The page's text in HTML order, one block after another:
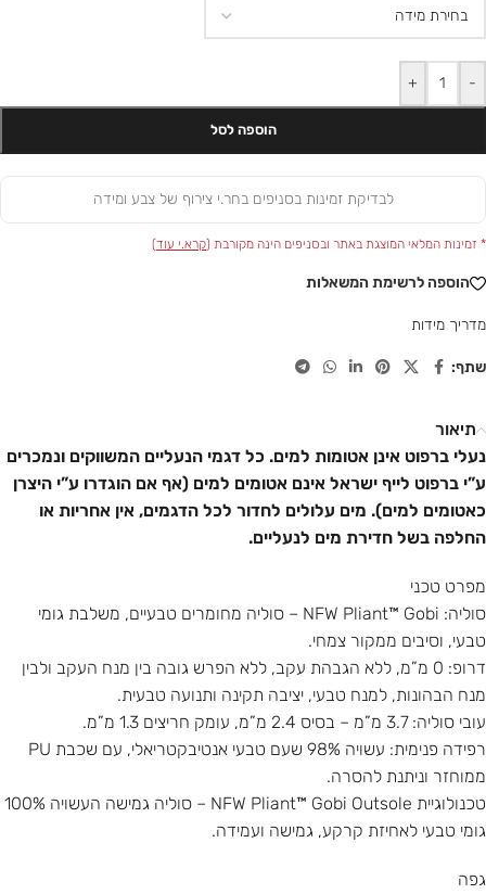
-
+
הוספה לסל
לבדיקת זמינות בסניפים בחר.י צירוף של צבע ומידה
* זמינות המלאי המוצגת באתר ובסניפים הינה מקורבת (קרא.י עוד)
הוספה לרשימת המשאלות
מדריך מידות
שתף:
תיאור
נעלי ברפוט אינן אטומות למים. כל דגמי הנעליים המשווקים ונמכרים
ע”י ברפוט לייף ישראל אינם אטומים למים (אף אם הוגדרו ע”י היצרן
כאטומים למים). מים עלולים לחדור לכל הדגמים, אין אחריות או
החלפה בשל חדירת מים לנעליים.
מפרט טכני
סוליה: NFW Pliant™ Gobi – סוליה מחומרים טבעיים, משלבת גומי
טבעי, וסיבים ממקור צמחי.
דרופ: 0 מ”מ, ללא הגבהת עקב, ללא הפרש גובה בין מנח העקב ולבין
מנח הבהונות, למנח טבעי, יציבה תקינה ותנועה טבעית.
עובי סוליה: 3.7 מ”מ – בסיס 2.4 מ”מ, עומק חריצים 1.3 מ”מ.
רפידה פנימית: עשויה 98% שעם טבעי אנטיבקטריאלי, עם שכבת PU
ממוחזר וניתנת להסרה.
טכנולוגיית NFW Pliant™ Gobi Outsole – סוליה גמישה העשויה 100%
גומי טבעי לאחיזת קרקע, גמישה ועמידה.
גפה